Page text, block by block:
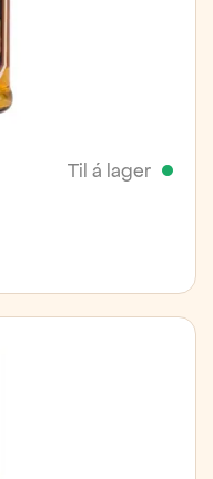
Til á lager